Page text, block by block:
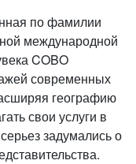
по фамилии
международной
COBO
современных
географию
свои услуги в
задумались о